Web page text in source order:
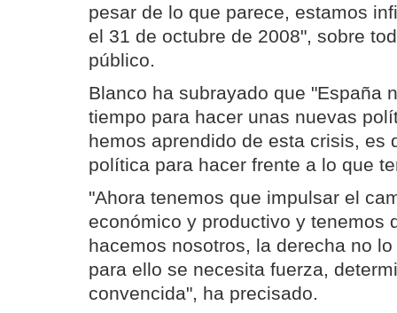
pesar de lo que parece, estamos
el 31 de octubre de 2008", sobre
público.
Blanco ha subrayado que "España
tiempo para hacer unas nuevas
hemos aprendido de esta crisis, es
política para hacer frente a lo que
"Ahora tenemos que impulsar el
económico y productivo y tenemos
hacemos nosotros, la derecha no
para ello se necesita fuerza,
convencida", ha precisado.